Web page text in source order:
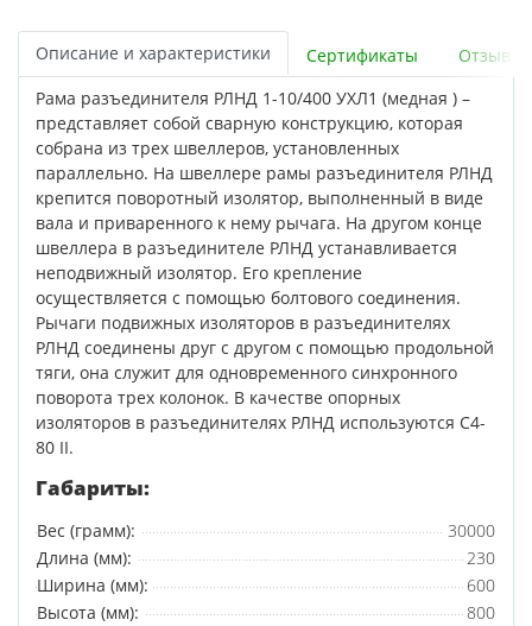
Описание и характеристики Сертификаты
Отзывы
Рама разъединителя РЛНД 1-10/400 УХЛ1 (медная ) –
представляет собой сварную конструкцию, которая
собрана из трех швеллеров, установленных
параллельно. На швеллере рамы разъединителя РЛНД
крепится поворотный изолятор, выполненный в виде
вала и приваренного к нему рычага. На другом конце
швеллера в разъединителе РЛНД устанавливается
неподвижный изолятор. Его крепление
осуществляется с помощью болтового соединения.
Рычаги подвижных изоляторов в разъединителях
РЛНД соединены друг с другом с помощью продольной
тяги, она служит для одновременного синхронного
поворота трех колонок. В качестве опорных
изоляторов в разъединителях РЛНД используются С4-
80 II.
Габариты:
Вес (грамм):
30000
Длина (мм):
230
Ширина (мм):
600
Высота (мм):
800